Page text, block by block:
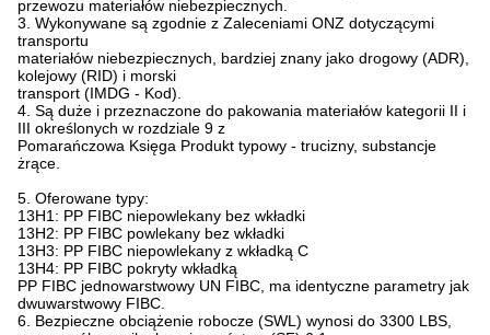
przewozu materiałów niebezpiecznych.
3. Wykonywane są zgodnie z Zaleceniami ONZ dotyczącymi
transportu
materiałów niebezpiecznych, bardziej znany jako drogowy (ADR),
kolejowy (RID) i morski
transport (IMDG - Kod).
4. Są duże i przeznaczone do pakowania materiałów kategorii II i
III określonych w rozdziale 9 z
Pomarańczowa Księga Produkt typowy - trucizny, substancje
żrące.
5. Oferowane typy:
13H1: PP FIBC niepowlekany bez wkładki
13H2: PP FIBC powlekany bez wkładki
13H3: PP FIBC niepowlekany z wkładką C
13H4: PP FIBC pokryty wkładką
PP FIBC jednowarstwowy UN FIBC, ma identyczne parametry jak
dwuwarstwowy FIBC.
6. Bezpieczne obciążenie robocze (SWL) wynosi do 3300 LBS,